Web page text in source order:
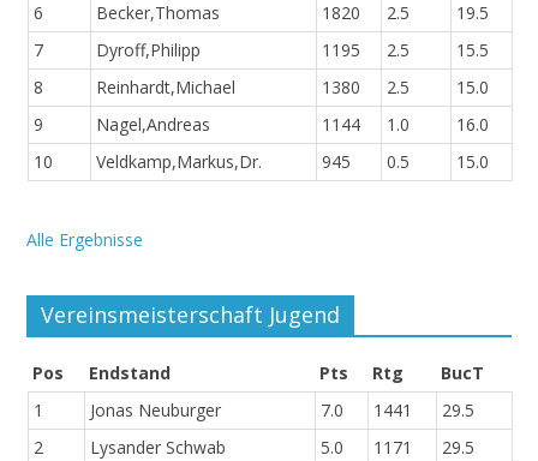
6
Becker,Thomas 1820 2.5
19.5
7
Dyroff,Philipp 1195 2.5
15.5
8
Reinhardt,Michael 1380 2.5
15.0
9
Nagel,Andreas 1144 1.0
16.0
10
Veldkamp,Markus,Dr. 945 0.5 15.0
Alle Ergebnisse
Vereinsmeisterschaft Jugend
Pos Endstand Pts Rtg
BucT
1
Jonas Neuburger 7.0 1441
29.5
2
Lysander Schwab 5.0 1171
29.5